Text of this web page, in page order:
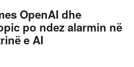
OpenAI dhe
po ndez alarmin në
e AI